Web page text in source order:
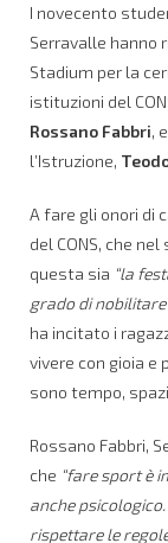
I novecento
Serravalle hanno
Stadium per la
istituzioni del
Rossano Fabbri,
l’Istruzione,
A fare gli onori di
del CONS, che
questa sia “la
grado di
ha incitato i
vivere con gioia
sono tempo,
Rossano Fabbri,
che “fare sport è
anche
rispettare le